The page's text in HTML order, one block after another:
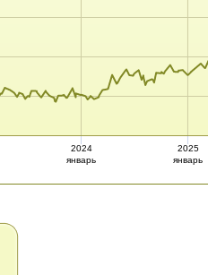
2024
январь
2025
январь